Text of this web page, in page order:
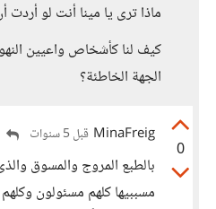
ماذا ترى يا مينا أنت لو
كيف لنا كأشخاص واعيين
الجهة الخاطئة؟
0
MinaFreig قبل 5 سنوات
بالطبع المروج والمسوق
مسببيها كلهم مسئولون